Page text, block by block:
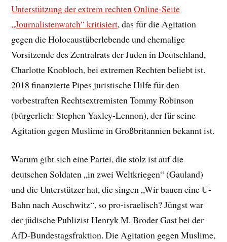
Unterstützung der extrem rechten Online-Seite
„Journalistenwatch“ kritisiert, das für die Agitation
gegen die Holocaustüberlebende und ehemalige
Vorsitzende des Zentralrats der Juden in Deutschland,
Charlotte Knobloch, bei extremen Rechten beliebt ist.
2018 finanzierte Pipes juristische Hilfe für den
vorbestraften Rechtsextremisten Tommy Robinson
(bürgerlich: Stephen Yaxley-Lennon), der für seine
Agitation gegen Muslime in Großbritannien bekannt ist.
Warum gibt sich eine Partei, die stolz ist auf die
deutschen Soldaten „in zwei Weltkriegen“ (Gauland)
und die Unterstützer hat, die singen „Wir bauen eine U-
Bahn nach Auschwitz“, so pro-israelisch? Jüngst war
der jüdische Publizist Henryk M. Broder Gast bei der
AfD-Bundestagsfraktion. Die Agitation gegen Muslime,